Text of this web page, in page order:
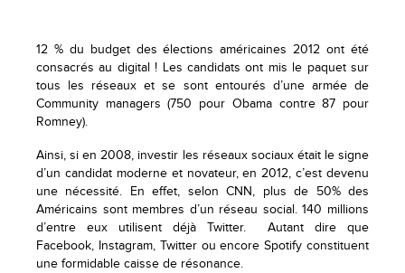
12 % du budget des élections américaines 2012 ont été
consacrés au digital ! Les candidats ont mis le paquet sur
tous les réseaux et se sont entourés d’une armée de
Community managers (750 pour Obama contre 87 pour
Romney).
Ainsi, si en 2008, investir les réseaux sociaux était le signe
d’un candidat moderne et novateur, en 2012, c’est devenu
une nécessité. En effet, selon CNN, plus de 50% des
Américains sont membres d’un réseau social. 140 millions
d’entre eux utilisent déjà Twitter. Autant dire que
Facebook, Instagram, Twitter ou encore Spotify constituent
une formidable caisse de résonance.